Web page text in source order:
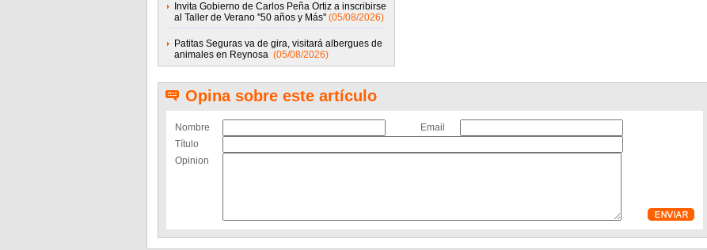
Invita Gobierno de Carlos Peña Ortiz a inscribirse
al Taller de Verano ''50 años y Más'' (05/08/2026)
Patitas Seguras va de gira, visitará albergues de
animales en Reynosa (05/08/2026)
Opina sobre este artículo
Nombre
Email
Título
Opinion